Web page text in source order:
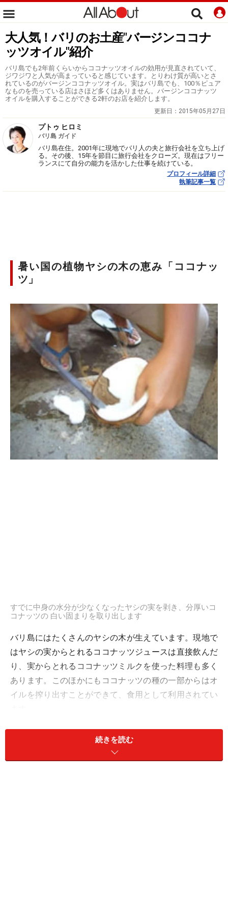
大人気！バリのお土産"バージンココナ
ッツオイル"紹介
バリ島でも2年前くらいからココナッツオイルの効用が見直されていて、
ジワジワと人気が高まっていると感じています。とりわけ質が高いとさ
れているのがバージンココナッツオイル。実はバリ島でも、100％ピュア
なものを売っている店はさほど多くはありません。バージンココナッツ
オイルを購入することができる2軒のお店を紹介します。
更新日： 2015年05月27日
プトゥ ヒロミ
バリ島 ガイド
バリ島在住。2001年に現地でバリ人の夫と旅行会社を立ち上げ
る。その後、15年を節目に旅行会社をクローズ。現在はフリー
ランスにて自分の能力を活かした仕事を続けている。
プロフィール詳細
執筆記事一覧
暑い国の植物ヤシの木の恵み「ココナッ
ツ」
すでに中身の水分が少なくなったヤシの実を剥き、分厚いコ
コナッツの 白い固まりを取り出します
バリ島にはたくさんのヤシの木が生えています。現地で
はヤシの実からとれるココナッツジュースは直接飲んだ
り、実からとれるココナッツミルクを使った料理も多く
あります。このほかにもココナッツの種の一部からはオ
イルを搾り出すことができて、食用として利用されてい
食用の油は市販の製品を買うことが多いのですが、バリ
島の田舎などでは、今でも家庭でココナッツオイルを作
続きを読む